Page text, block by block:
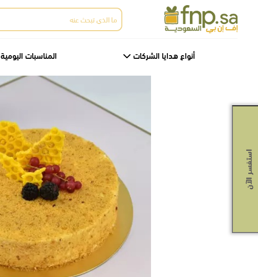
استفسر الآن
البحث
عن:
أنواع هدايا الشركات المناسبات اليومية